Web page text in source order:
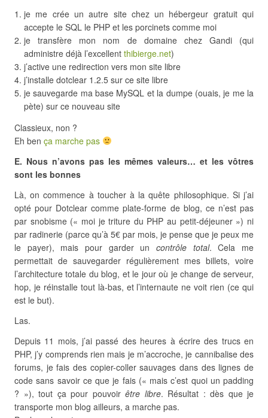
je me crée un autre site chez un hébergeur gratuit qui
accepte le SQL le PHP et les porcinets comme moi
je transfère mon nom de domaine chez Gandi (qui
administre déjà l’excellent thibierge.net)
j’active une redirection vers mon site libre
j’installe dotclear 1.2.5 sur ce site libre
je sauvegarde ma base MySQL et la dumpe (ouais, je me la
pète) sur ce nouveau site
Classieux, non ?
Eh ben ça marche pas
E. Nous n’avons pas les mêmes valeurs… et les vôtres
sont les bonnes
Là, on commence à toucher à la quête philosophique. Si j’ai
opté pour Dotclear comme plate-forme de blog, ce n’est pas
par snobisme (« moi je triture du PHP au petit-déjeuner ») ni
par radinerie (parce qu’à 5€ par mois, je pense que je peux me
le payer), mais pour garder un contrôle total. Cela me
permettait de sauvegarder régulièrement mes billets, voire
l’architecture totale du blog, et le jour où je change de serveur,
hop, je réinstalle tout là-bas, et l’internaute ne voit rien (ce qui
est le but).
Las.
Depuis 11 mois, j’ai passé des heures à écrire des trucs en
PHP, j’y comprends rien mais je m’accroche, je cannibalise des
forums, je fais des copier-coller sauvages dans des lignes de
code sans savoir ce que je fais (« mais c’est quoi un padding
? »), tout ça pour pouvoir être libre. Résultat : dès que je
transporte mon blog ailleurs, a marche pas.